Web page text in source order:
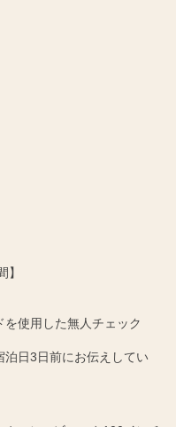
】
使用した無人チェック
日3日前にお伝えしてい